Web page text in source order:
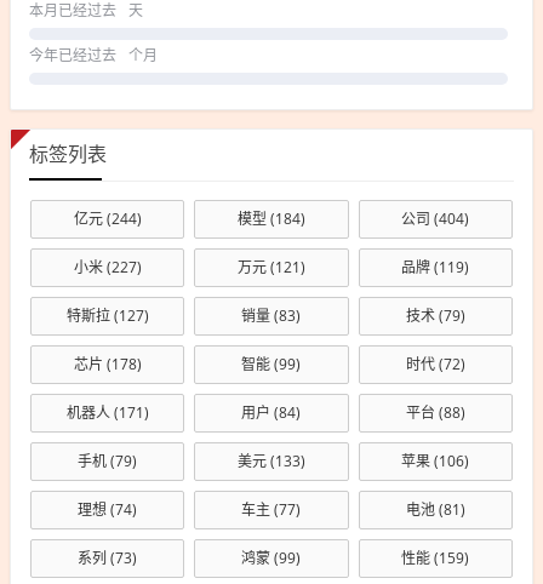
本月已经过去 天
今年已经过去 个月
标签列表
亿元(244) 模型 (184) 公司 (404)
小米(227) 万元(121) 品牌(119)
特斯拉(127) 销量(83) 技术(79)
芯片 (178) 智能(99) 时代(72)
机器人(171) 用户 (84) 平台 (88)
手机(79) 美元(133) 苹果(106)
理想(74) 车主 (77) 电池(81)
系列 (73) 鸿蒙(99) 性能(159)